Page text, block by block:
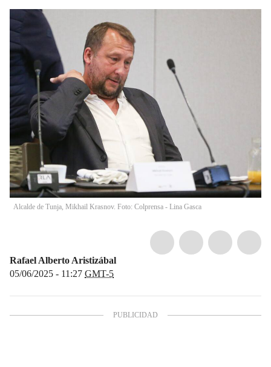
Alcalde de Tunja, Mikhail Krasnov. Foto: Colprensa - Lina Gasca
Rafael Alberto Aristizábal
05/06/2025 - 11:27 GMT-5